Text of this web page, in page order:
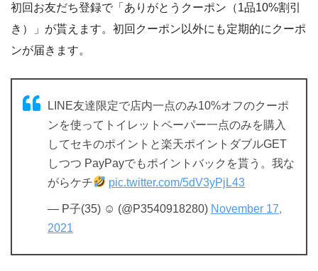
初回お友だち登録で「ありがとうクーポン（1品10%割引
き）」が貰えます。初回クーポン以外にも定期的にクーポ
ンが届きます。
LINE友達限定で店内一点のみ10%オフのクーポ
ンを使ってトイレットペーパー一点のみを購入
してセキのポイントと楽天ポイントダブルGET
しつつ PayPayでもポイントバックを貰う。我な
がらケチ
pic.twitter.com/5dV3yPjL43
— P子(35) ☺︎ (@P3540918280) November 17,
2021